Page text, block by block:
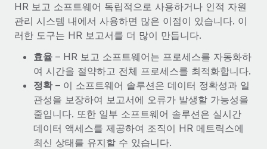
HR 보고 소프트웨어 독립적으로 사용하거나 인적 자원
관리 시스템 내에서 사용하면 많은 이점이 있습니다. 이
러한 도구는 HR 보고서를 더 많이 만듭니다.
효율 – HR 보고 소프트웨어는 프로세스를 자동화하
여 시간을 절약하고 전체 프로세스를 최적화합니다.
정확– 이 소프트웨어 솔루션은 데이터 정확성과 일
관성을 보장하여 보고서에 오류가 발생할 가능성을
줄입니다. 또한 일부 소프트웨어 솔루션은 실시간
데이터 액세스를 제공하여 조직이 HR 메트릭스에
최신 상태를 유지할 수 있습니다.